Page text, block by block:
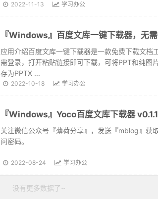
2022-11-13 学习办公
『Windows』百度文库一键下载器，无
应用介绍百度文库一键下载器是一款免费下载文档
需登录，打开粘贴链接即可下载，可将PPT和纯图
存为PPTX ...
2022-10-18 学习办公
关注微信公众号『薄荷分享』，发送『mblog』获
问密码。
2022-08-24 学习办公
没有更多数据了~